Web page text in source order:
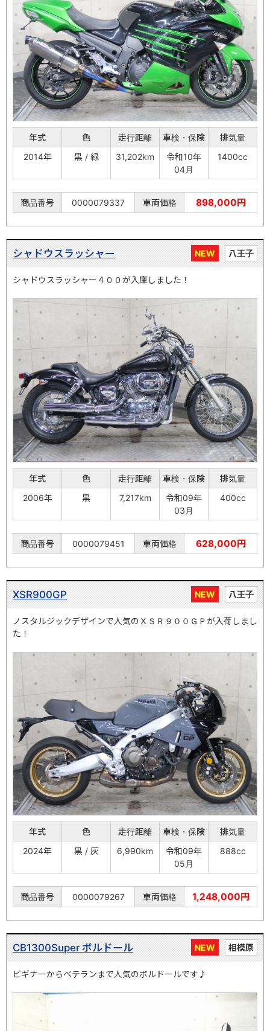
年式 色 走行距離 車検・保険
排気量
2014年
黒 / 緑 31,202km
令和10年
04月
1400cc
商品番号 0000079337 車両価格 898,000円
NEW 八王子
シャドウスラッシャー
シャドウスラッシャー４００が入庫しました！
年式 色 走行距離 車検・保険
排気量
2006年
黒 7,217km
令和09年
03月
400cc
商品番号 0000079451 車両価格 628,000円
NEW 八王子
XSR900GP
ノスタルジックデザインで人気のＸＳＲ９００ＧＰが入荷しまし
た！
年式 色 走行距離 車検・保険
排気量
2024年
黒 / 灰 6,990km
令和09年
05月
888cc
商品番号 0000079267 車両価格 1,248,000円
NEW 相模原
CB1300Super ボルドール
ビギナーからベテランまで人気のボルドールです♪